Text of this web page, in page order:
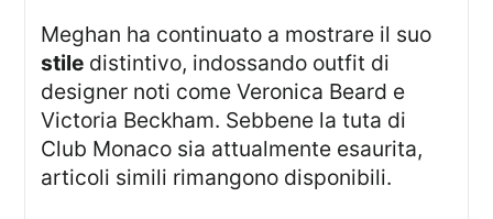
Meghan ha continuato a mostrare il suo
stile distintivo, indossando outfit di
designer noti come Veronica Beard e
Victoria Beckham. Sebbene la tuta di
Club Monaco sia attualmente esaurita,
articoli simili rimangono disponibili.